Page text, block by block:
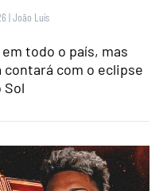
|João Luís
todo o país, mas
contará com o eclipse
Sol